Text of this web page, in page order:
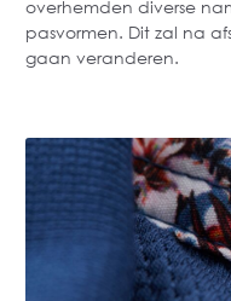
overhemden diverse
pasvormen. Dit zal na
gaan veranderen.